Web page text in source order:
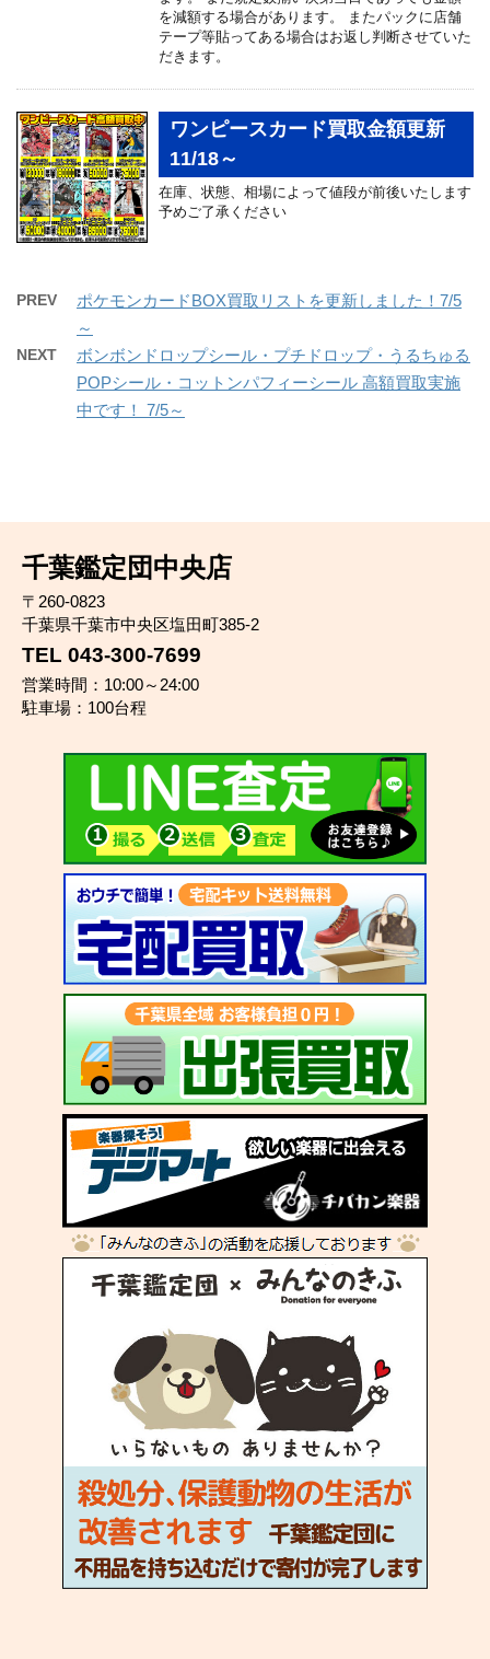
を減額する場合があります。 またパックに店舗
テープ等貼ってある場合はお返し判断させていた
だきます。
ワンピースカード買取金額更新
11/18～
在庫、状態、相場によって値段が前後いたします
予めご了承ください
PREV
ポケモンカードBOX買取リストを更新しました！7/5
～
NEXT
ボンボンドロップシール・プチドロップ・うるちゅる
POPシール・コットンパフィーシール 高額買取実施
中です！ 7/5～
千葉鑑定団中央店
〒260-0823
千葉県千葉市中央区塩田町385-2
TEL 043-300-7699
営業時間：10:00～24:00
駐車場：100台程